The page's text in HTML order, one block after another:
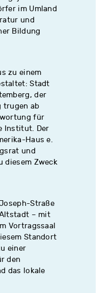
im Umland
und
Bildung
zu einem
Stadt
der
trugen ab
für
Institut. Der
Haus e.
und
diesem Zweck
Straße
– mit
Vortragssaal
Standort
einer
den
das lokale